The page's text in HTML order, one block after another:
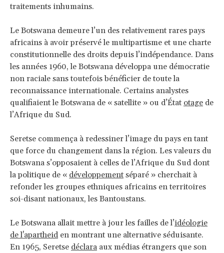
traitements inhumains.
Le Botswana demeure l’un des relativement rares pays
africains à avoir préservé le multipartisme et une charte
constitutionnelle des droits depuis l’indépendance. Dans
les années 1960, le Botswana développa une démocratie
non raciale sans toutefois bénéficier de toute la
reconnaissance internationale. Certains analystes
qualifiaient le Botswana de « satellite » ou d’État otage de
l’Afrique du Sud.
Seretse commença à redessiner l’image du pays en tant
que force du changement dans la région. Les valeurs du
Botswana s’opposaient à celles de l’Afrique du Sud dont
la politique de « développement séparé » cherchait à
refonder les groupes ethniques africains en territoires
soi-disant nationaux, les Bantoustans.
Le Botswana allait mettre à jour les failles de l’idéologie
de l'apartheid en montrant une alternative séduisante.
En 1965, Seretse déclara aux médias étrangers que son